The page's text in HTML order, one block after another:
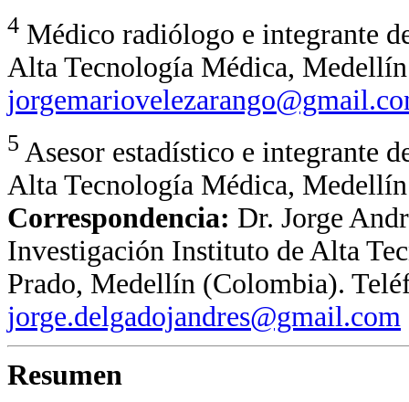
4 Médico radiólogo e integrante
Alta Tecnología Médica,
5 Asesor estadístico e integrante
Alta Tecnología Médica,
Correspondencia: Dr. Jorge
Investigación Instituto de Alta
Prado, Medellín (Colombia).
jorge.delgadojandres@gmail.com
Resumen